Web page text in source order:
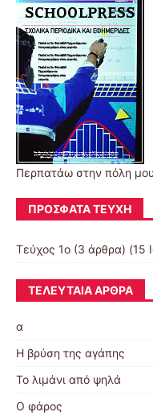
Περπατάω στην πόλη μου
ΠΡΌΣΦΑΤΑ ΤΕΎΧΗ
Τεύχος 1ο (3 άρθρα) (15
ΤΕΛΕΥΤΑΊΑ ΆΡΘΡΑ
α
Η βρύση της αγάπης
Το λιμάνι από ψηλά
Ο φάρος